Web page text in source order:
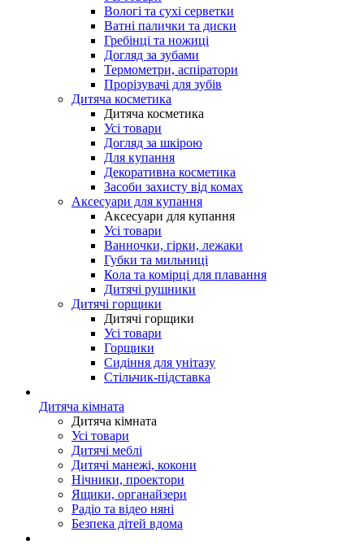
Вологі та сухі серветки
Ватні палички та диски
Гребінці та ножиці
Догляд за зубами
Термометри, аспіратори
Прорізувачі для зубів
Дитяча косметика
Дитяча косметика
Усі товари
Догляд за шкірою
Для купання
Декоративна косметика
Засоби захисту від комах
Аксесуари для купання
Аксесуари для купання
Усі товари
Ванночки, гірки, лежаки
Губки та мильниці
Кола та комірці для плавання
Дитячі рушники
Дитячі горщики
Дитячі горщики
Усі товари
Горщики
Сидіння для унітазу
Стільчик-підставка
Дитяча кімната
Дитяча кімната
Усі товари
Дитячі меблі
Дитячі манежі, кокони
Нічники, проектори
Ящики, органайзери
Радіо та відео няні
Безпека дітей вдома